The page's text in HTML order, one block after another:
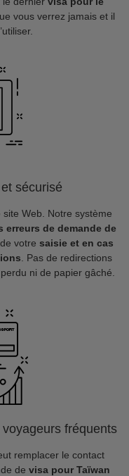
vous verrez jamais et il
sécurisé
Web. Notre système
erreurs de demande de
votre saisie et en cas
. Pas de redirections
ni de papier gâché.
fréquents
remplacer le contact
de visa pour Taïwan